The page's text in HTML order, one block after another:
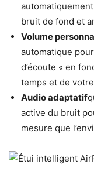
bruit de fond et
Volume
automatique
d’écoute « en
temps et de
Audio adaptatif
active du bruit
mesure que